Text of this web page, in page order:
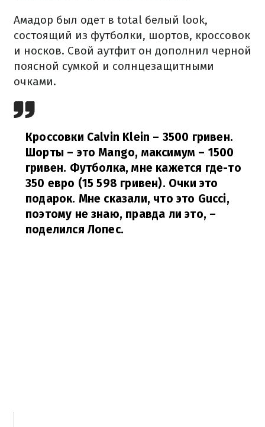
Амадор был одет в total белый look,
состоящий из футболки, шортов, кроссовок
и носков. Свой аутфит он дополнил черной
поясной сумкой и солнцезащитными
очками.
Кроссовки Calvin Klein – 3500 гривен.
Шорты – это Mango, максимум – 1500
гривен. Футболка, мне кажется где-то
350 евро (15 598 гривен). Очки это
подарок. Мне сказали, что это Gucci,
поэтому не знаю, правда ли это, –
поделился Лопес.